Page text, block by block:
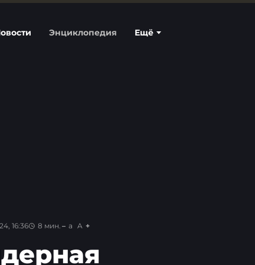
Ещё
Энциклопедия
16:36 8 мин. a A